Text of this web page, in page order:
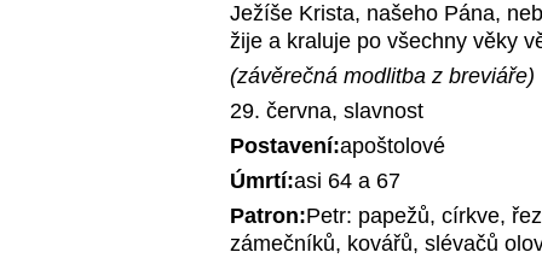
Ježíše Krista, našeho Pána,
žije a kraluje po všechny věky
(závěrečná modlitba z breviáře)
29. června, slavnost
Postavení:apoštolové
Úmrtí:asi 64 a 67
Patron:Petr: papežů, církve,
zámečníků, kovářů, slévačů